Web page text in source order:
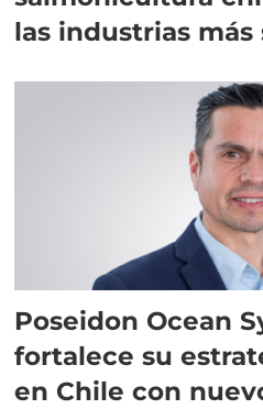
las industrias más
Poseidon Ocean
fortalece su
en Chile con